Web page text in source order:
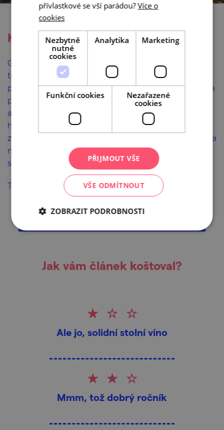
Květen patří chřestu
Gurmánským zlatým hřebem měsíce května jsou
tradičně ivančické
Slavnosti chřestu a vína
program ve městě Alfonse Muchy a Vladimíra Menšíka
propuká v pátek 19. 5. a na
hlavním náměstí bude živo
až do neděle. Těšte se na nespočet koncertů s
headlinerem Michalem Hrůzou, na kuchařské show
známých šéfkuchařů a na doprovodné výstavy. Zkrátka
nepřijdou ani děti, je pro ně připravena speciální
sekce se spoustou muziky, divadla a tvoření.
Tak s kým se u nás v květnu uvidíme?
Jak vám článek koštoval?
Ale jo, solidní stolní víno
Mmm, tož dobrý ročník
přívlastkové se vší parádou?Více o
cookies
Nezbytně
nutné
cookies
Analytika Marketing
Funkční cookies
Nezařazené
cookies
PŘIJMOUT VŠE
VŠE ODMÍTNOUT
ZOBRAZIT PODROBNOSTI